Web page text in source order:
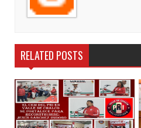
RELATED POSTS